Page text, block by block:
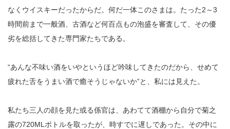
なくウイスキーだったからだ。何だ一体このさまは。たった2～3
時間前まで一般酒、古酒など何百点もの泡盛を審査して、その優
劣を総括してきた専門家たちである。
“あんな不味い酒をいやというほど吟味してきたのだから、せめて
疲れた舌をうまい酒で癒そうじゃないか”と、私には見えた。
私たち三人の顔を見た或る係官は、あわてて酒棚から自分で菊之
露の720MLボトルを取ったが、時すでに遅しであった。その中に